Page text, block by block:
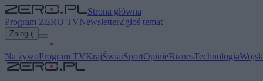
Strona główna
Program ZERO TVNewsletterZgłoś temat
Zaloguj
Na żywoProgram TVKrajŚwiatSportOpinieBiznesTechnologia